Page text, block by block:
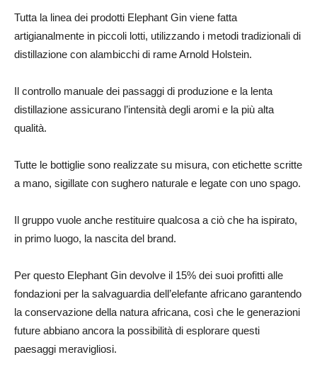
Tutta la linea dei prodotti Elephant Gin viene fatta
artigianalmente in piccoli lotti, utilizzando i metodi tradizionali di
distillazione con alambicchi di rame Arnold Holstein.
Il controllo manuale dei passaggi di produzione e la lenta
distillazione assicurano l’intensità degli aromi e la più alta
qualità.
Tutte le bottiglie sono realizzate su misura, con etichette scritte
a mano, sigillate con sughero naturale e legate con uno spago.
Il gruppo vuole anche restituire qualcosa a ciò che ha ispirato,
in primo luogo, la nascita del brand.
Per questo Elephant Gin devolve il 15% dei suoi profitti alle
fondazioni per la salvaguardia dell’elefante africano garantendo
la conservazione della natura africana, così che le generazioni
future abbiano ancora la possibilità di esplorare questi
paesaggi meravigliosi.